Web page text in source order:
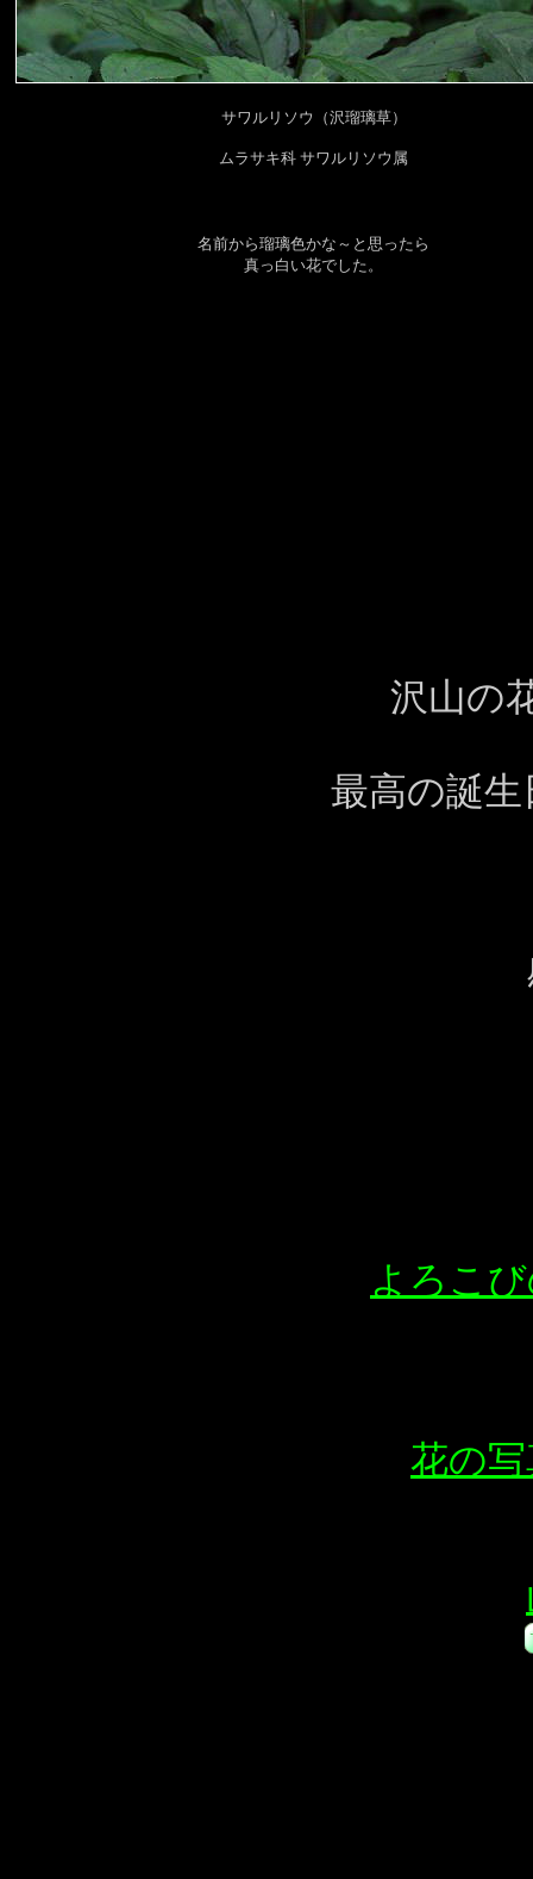
サワルリソウ（沢瑠璃草）
ムラサキ科 サワルリソウ属
名前から瑠璃色かな～と思ったら
真っ白い花でした。
沢山の
最高の誕
よろこ
花の